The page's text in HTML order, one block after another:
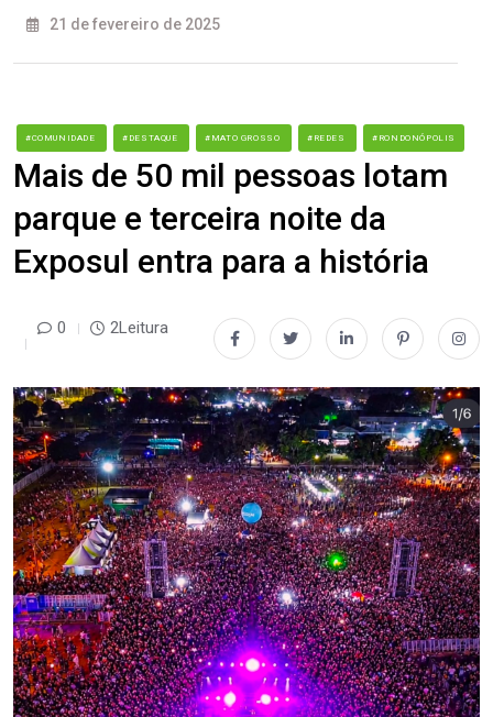
21 de fevereiro de 2025
#COMUNIDADE #DESTAQUE #MATO GROSSO #REDES #RONDONÓPOLIS
Mais de 50 mil pessoas lotam
parque e terceira noite da
Exposul entra para a história
0 2Leitura